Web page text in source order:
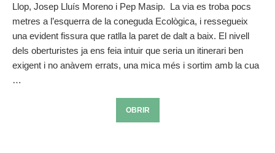
Llop, Josep Lluís Moreno i Pep Masip. La via es troba pocs
metres a l’esquerra de la coneguda Ecològica, i ressegueix
una evident fissura que ratlla la paret de dalt a baix. El nivell
dels oberturistes ja ens feia intuir que seria un itinerari ben
exigent i no anàvem errats, una mica més i sortim amb la cua
…
OBRIR